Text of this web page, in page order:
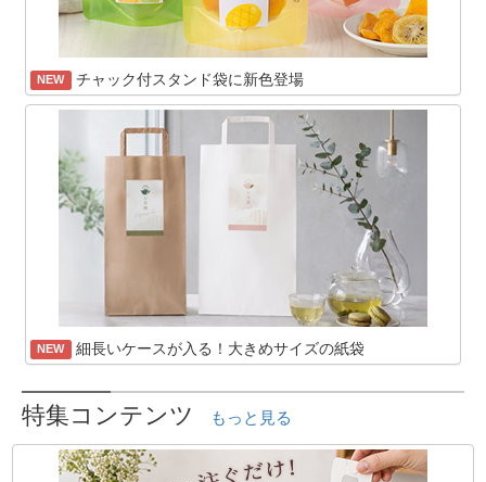
NEW チャック付スタンド袋に新色登場
NEW 細長いケースが入る！大きめサイズの紙袋
特集コンテンツ もっと見る